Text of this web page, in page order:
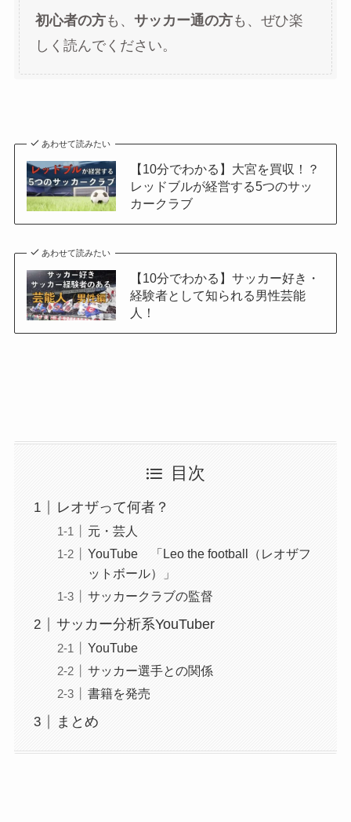
初心者の方も、 サッカー通の方も、ぜひ楽
しく読んでください。
あわせて読みたい
【10分でわかる】大宮を買収！？
レッドブルが経営する5つのサッ
カークラブ
あわせて読みたい
【10分でわかる】サッカー好き・
経験者として知られる男性芸能
人！
目次
レオザって何者？
元・芸人
YouTube 「Leo the football（レオザフ
ットボール）」
サッカークラブの監督
サッカー分析系YouTuber
YouTube
サッカー選手との関係
書籍を発売
まとめ